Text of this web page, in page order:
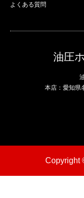
よくある質問
油圧
本店：愛知県
Copyright